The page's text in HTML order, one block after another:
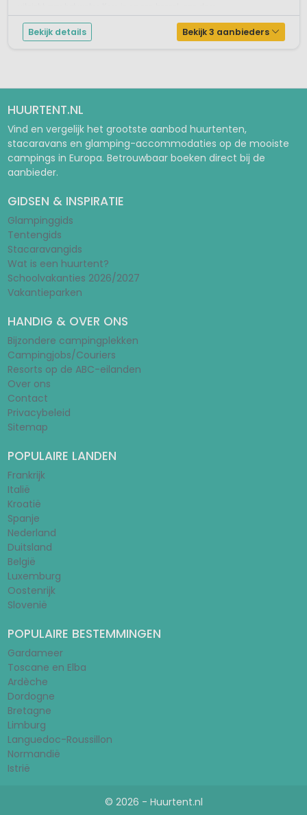
Bekijk details Bekijk 3 aanbieders
HUURTENT.NL
Vind en vergelijk het grootste aanbod huurtenten,
stacaravans en glamping-accommodaties op de mooiste
campings in Europa. Betrouwbaar boeken direct bij de
aanbieder.
GIDSEN & INSPIRATIE
Glampinggids
Tentengids
Stacaravangids
Wat is een huurtent?
Schoolvakanties 2026/2027
Vakantieparken
HANDIG & OVER ONS
Bijzondere campingplekken
Campingjobs/Couriers
Resorts op de ABC-eilanden
Over ons
Contact
Privacybeleid
Sitemap
POPULAIRE LANDEN
Frankrijk
Italië
Kroatië
Spanje
Nederland
Duitsland
België
Luxemburg
Oostenrijk
Slovenië
POPULAIRE BESTEMMINGEN
Gardameer
Toscane en Elba
Ardèche
Dordogne
Bretagne
Limburg
Languedoc-Roussillon
Normandië
Istrië
© 2026 - Huurtent.nl